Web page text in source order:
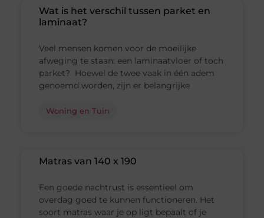
Wat is het verschil tussen parket en
laminaat?
Veel mensen komen voor de moeilijke
afweging te staan: een laminaatvloer of toch
parket? Hoewel de twee vaak in één adem
genoemd worden, zijn er belangrijke
Woning en Tuin
Matras van 140 x 190
Een goede nachtrust is essentieel om
overdag goed te kunnen functioneren. Het
soort matras waar je op ligt bepaalt of je